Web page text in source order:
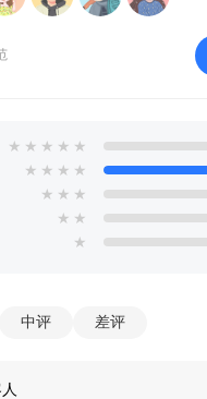
大家准备了非常丰富而可
区系统更可以给喜爱社交
会，来摩尔庄园，一起可
体系 完美移植=
的职业感受。我们还将开
邻居 串门派对=
★ ★ ★ ★ ★
★ ★ ★ ★
★ ★ ★
★ ★
★
中评 差评